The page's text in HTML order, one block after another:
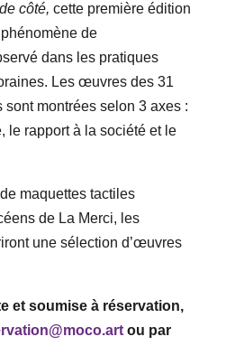
côté, cette première édition
de
dans les pratiques
Les œuvres des 31
montrées selon 3 axes :
le rapport à la société et le
maquettes tactiles
de La Merci, les
une sélection d’œuvres
et soumise à réservation,
ou par